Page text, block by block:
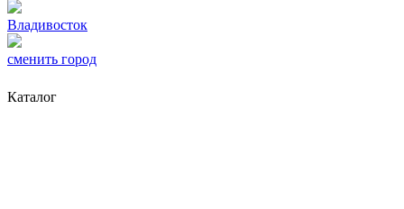
Владивосток
сменить город
Каталог